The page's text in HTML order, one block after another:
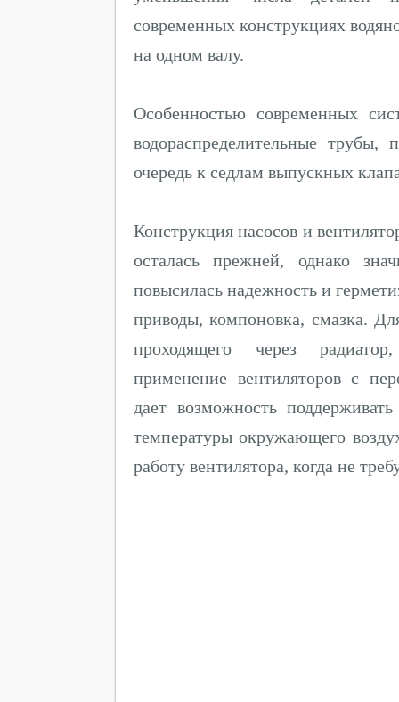
современных конструкциях
на одном валу.
Особенностью современных
водораспределительные
очередь к седлам выпускных
Конструкция насосов и
осталась прежней, однако
повысилась надежность и
приводы, компоновка, смазка.
проходящего через
применение вентиляторов с
дает возможность
температуры окружающего
работу вентилятора, когда не